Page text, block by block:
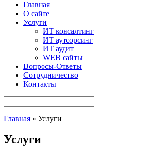
Главная
О сайте
Услуги
ИТ консалтинг
ИТ аутсорсинг
ИТ аудит
WEB сайты
Вопросы-Ответы
Сотрудничество
Контакты
Главная » Услуги
Услуги